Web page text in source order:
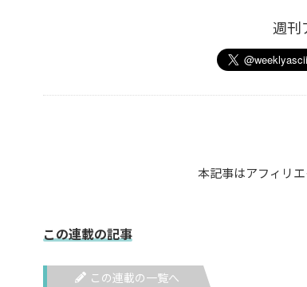
週刊
本記事はアフィリ
この連載の記事
この連載の一覧へ